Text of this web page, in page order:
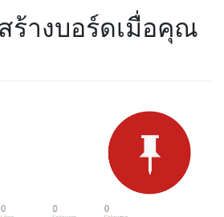
ร้างบอร์ดเมื่อคุณ